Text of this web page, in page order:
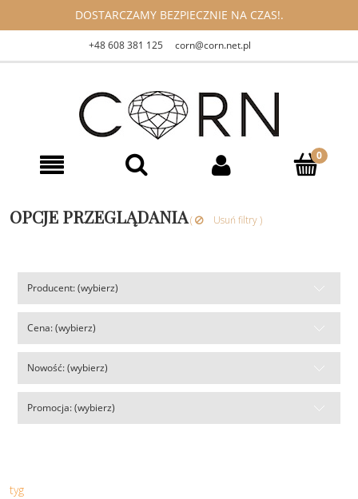
DOSTARCZAMY BEZPIECZNIE NA CZAS!.
+48 608 381 125 corn@corn.net.pl
OPCJE PRZEGLĄDANIA( Usuń filtry )
Producent: (wybierz)
Cena: (wybierz)
Nowość: (wybierz)
Promocja: (wybierz)
tyg